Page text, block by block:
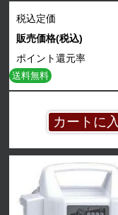
税込定価
販売価格(税込)
ポイント還元率
送料無料